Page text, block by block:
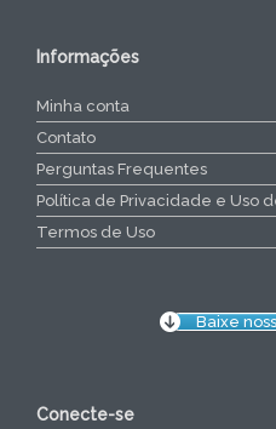
Informações
Minha conta
Contato
Perguntas Frequentes
Política de Privacidade e Uso
Termos de Uso
Baixe
Conecte-se